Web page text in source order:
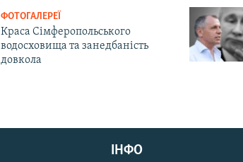
ФОТОГАЛЕРЕЇ
Краса Сімферопольського
водосховища та занедбаність
довкола
ІНФО